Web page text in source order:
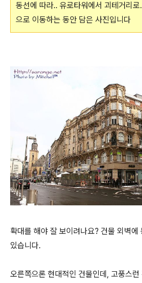
동선에 따라.. 유로타워에서 괴테거리
으로 이동하는 동안 담은 사진입니다
확대를 해야 잘 보이려나요? 건물 외벽에
있습니다.
오른쪽으론 현대적인 건물인데, 고풍스런